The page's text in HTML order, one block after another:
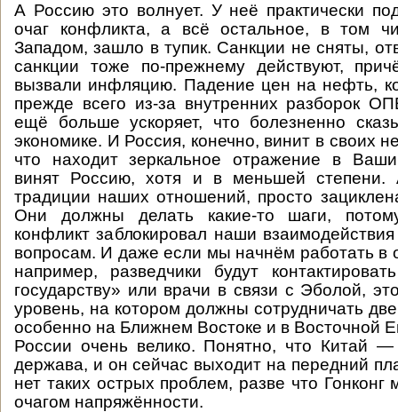
А Россию это волнует. У неё практически
очаг конфликта, а всё остальное, в том
Западом, зашло в тупик. Санкции не сняты,
санкции тоже по-прежнему действуют,
вызвали инфляцию. Падение цен на нефть,
прежде всего из-за внутренних разборок
ещё больше ускоряет, что болезненно
экономике. И Россия, конечно, винит в своих
что находит зеркальное отражение в
винят Россию, хотя и в меньшей
традиции наших отношений, просто
Они должны делать какие-то шаги,
конфликт заблокировал наши
вопросам. И даже если мы начнём работать в
например, разведчики будут
государству» или врачи в связи с Эболой,
уровень, на котором должны сотрудничать
особенно на Ближнем Востоке и в Восточной
России очень велико. Понятно, что Китай —
держава, и он сейчас выходит на передний
нет таких острых проблем, разве что Гонконг
очагом напряжённости.